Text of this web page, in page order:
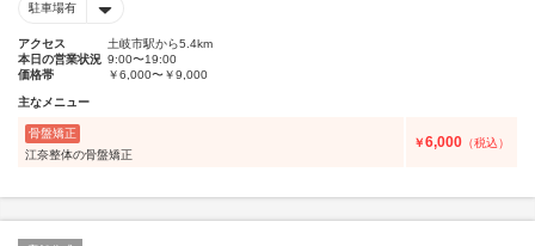
駐車場有
アクセス
土岐市駅から5.4km
本日の営業状況 9:00〜19:00
価格帯
￥6,000〜￥9,000
主なメニュー
骨盤矯正
江奈整体の骨盤矯正
￥6,000 （税込）